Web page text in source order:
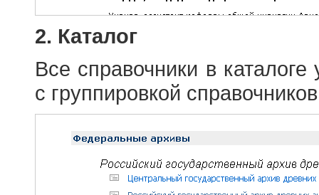
2. Каталог
Все справочники в
с группировкой